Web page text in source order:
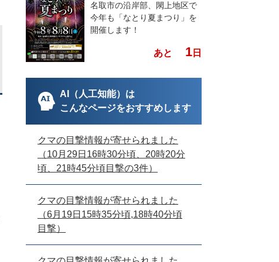
名取市の沿岸部、閖上地区で
今年も「なとり夏まつり」を
開催します！
あと 1 日
AI（人工知能）は
こんなページをおすすめします
クマの目撃情報が寄せられました
（10月29日16時30分頃、20時20分
頃、21時45分頃目撃の3件）
クマの目撃情報が寄せられました
（6月19日15時35分頃,18時40分頃
目撃）